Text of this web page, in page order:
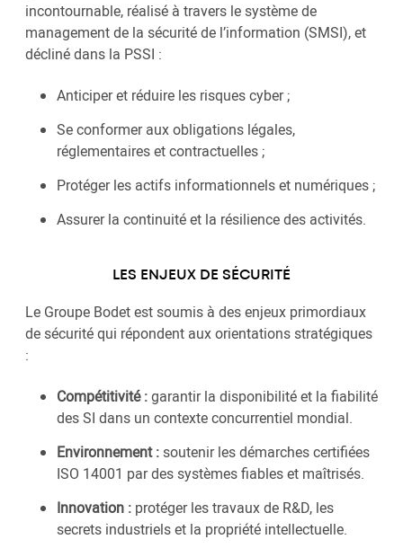
incontournable, réalisé à travers le système de
management de la sécurité de l’information (SMSI), et
décliné dans la PSSI :
Anticiper et réduire les risques cyber ;
Se conformer aux obligations légales,
réglementaires et contractuelles ;
Protéger les actifs informationnels et numériques ;
Assurer la continuité et la résilience des activités.
LES ENJEUX DE SÉCURITÉ
Le Groupe Bodet est soumis à des enjeux primordiaux
de sécurité qui répondent aux orientations stratégiques
:
Compétitivité :garantir la disponibilité et la fiabilité
des SI dans un contexte concurrentiel mondial.
Environnement :soutenir les démarches certifiées
ISO 14001 par des systèmes fiables et maîtrisés.
Innovation : protéger les travaux de R&D, les
secrets industriels et la propriété intellectuelle.